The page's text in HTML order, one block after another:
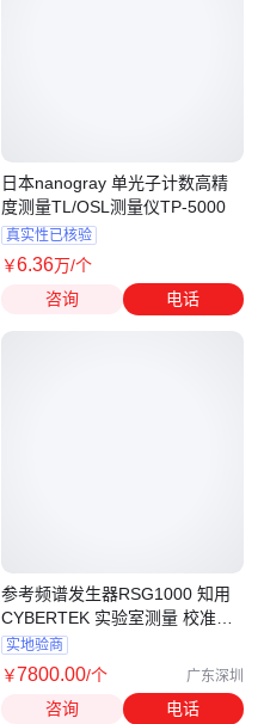
日本nanogray 单光子计数高精
度测量TL/OSL测量仪TP-5000
真实性已核验
￥6.36万/个
咨询
电话
参考频谱发生器RSG1000 知用
CYBERTEK 实验室测量 校准对
比 配件
实地验商
￥7800.00/个 广东深圳
咨询 电话